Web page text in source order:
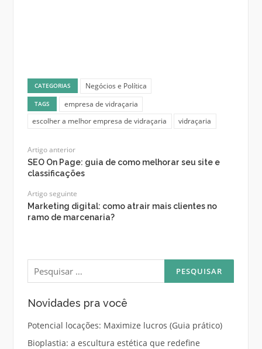
CATEGORIAS Negócios e Política
TAGS
empresa de vidraçaria
escolher a melhor empresa de vidraçaria
vidraçaria
Artigo anterior
SEO On Page: guia de como melhorar seu site e
classificações
Artigo seguinte
Marketing digital: como atrair mais clientes no
ramo de marcenaria?
Pesquisar
por:
Novidades pra você
Potencial locações: Maximize lucros (Guia prático)
Bioplastia: a escultura estética que redefine